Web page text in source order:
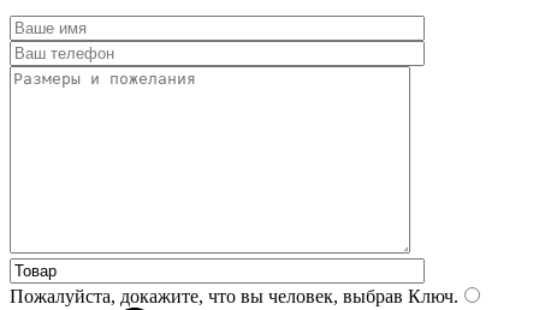
Пожалуйста, докажите, что вы человек, выбрав Ключ.